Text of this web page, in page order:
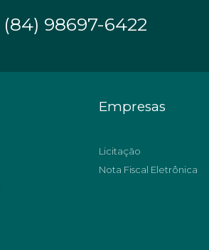
(84) 98697-6422
Empresas
Licitação
Nota Fiscal Eletrônica